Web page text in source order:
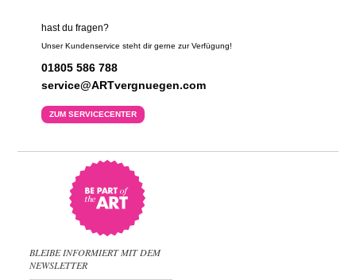
hast du fragen?
Unser Kundenservice steht dir gerne zur Verfügung!
01805 586 788
service@ARTvergnuegen.com
ZUM SERVICECENTER
BLEIBE INFORMIERT MIT DEM
NEWSLETTER